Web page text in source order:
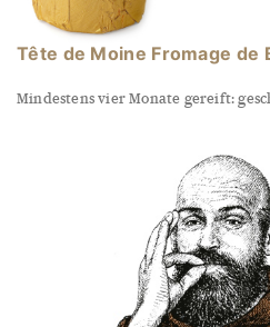
Tête de Moine Fromage de
Mindestens vier Monate gereift: